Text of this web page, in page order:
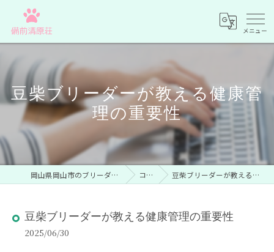
豆柴ブリーダーが教える健康管
理の重要性
岡山県岡山市のブリーダーなら備前清原荘 コラム 豆柴ブリーダーが教える健康管理の重要性
豆柴ブリーダーが教える健康管理の重要性
2025/06/30